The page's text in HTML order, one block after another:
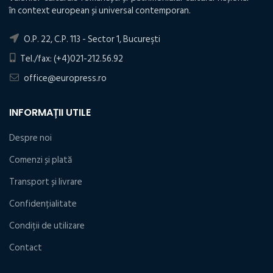
în context european și universal contemporan.
O.P. 22, C.P. 113 - Sector 1, Bucureşti
Tel./fax: (+4)021-212.56.92
office@europress.ro
INFORMAȚII UTILE
Despre noi
Comenzi și plată
Transport și livrare
Confidențialitate
Condiţii de utilizare
Contact